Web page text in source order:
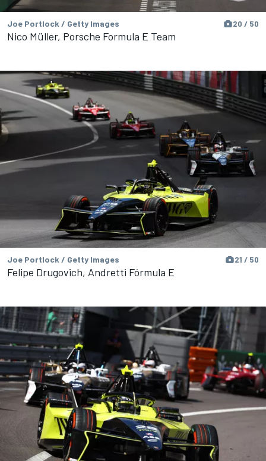
Joe Portlock / Getty Images 20 / 50
Nico Müller, Porsche Formula E Team
Joe Portlock / Getty Images 21 / 50
Felipe Drugovich, Andretti Fórmula E